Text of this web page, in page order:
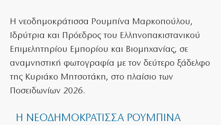
Η νεοδημοκράτισσα Ρουμπίνα Μαρκοπούλου,
Ιδρύτρια και Πρόεδρος του Ελληνοπακιστανικού
Επιμελητηρίου Εμπορίου και Βιομηχανίας, σε
αναμνηστική φωτογραφία με τον δεύτερο ξάδελφο
της Κυριάκο Μητσοτάκη, στο πλαίσιο των
Ποσειδωνίων 2026.
Η ΝΕΟΔΗΜΟΚΡΆΤΙΣΣΑ ΡΟΥΜΠΊΝΑ